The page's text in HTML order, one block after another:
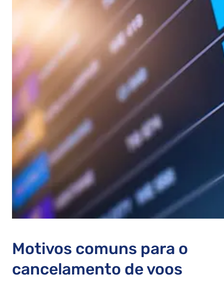
Motivos comuns para o
cancelamento de voos